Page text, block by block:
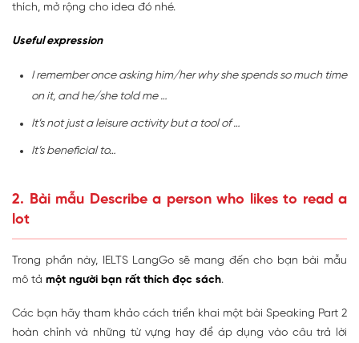
thích, mở rộng cho idea đó nhé.
Useful expression
I remember once asking him/her why she spends so much time
on it, and he/she told me …
It’s not just a leisure activity but a tool of …
It’s beneficial to…
2. Bài mẫu Describe a person who likes to read a
lot
Trong phần này, IELTS LangGo sẽ mang đến cho bạn bài mẫu
mô tả một người bạn rất thích đọc sách.
Các bạn hãy tham khảo cách triển khai một bài Speaking Part 2
hoàn chỉnh và những từ vựng hay để áp dụng vào câu trả lời